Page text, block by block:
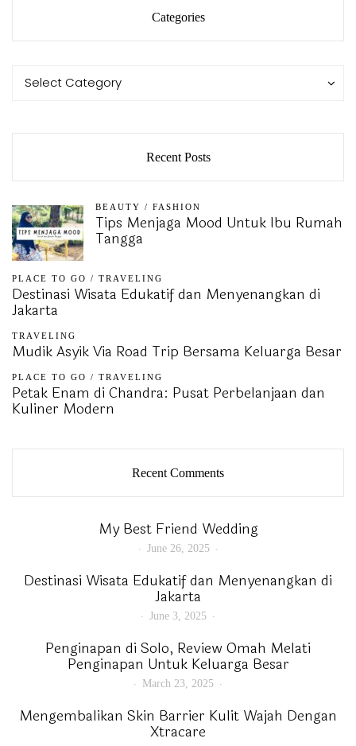
Categories
Categories
Select Category
Categories
Recent Posts
BEAUTY / FASHION
Tips Menjaga Mood Untuk Ibu Rumah
Tangga
PLACE TO GO / TRAVELING
Destinasi Wisata Edukatif dan Menyenangkan di
Jakarta
TRAVELING
Mudik Asyik Via Road Trip Bersama Keluarga Besar
PLACE TO GO / TRAVELING
Petak Enam di Chandra: Pusat Perbelanjaan dan
Kuliner Modern
Recent Comments
My Best Friend Wedding
June 26, 2025
Destinasi Wisata Edukatif dan Menyenangkan di
Jakarta
June 3, 2025
Penginapan di Solo, Review Omah Melati
Penginapan Untuk Keluarga Besar
March 23, 2025
Mengembalikan Skin Barrier Kulit Wajah Dengan
Xtracare